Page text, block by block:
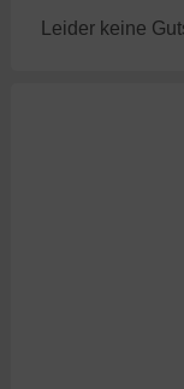
Leider keine